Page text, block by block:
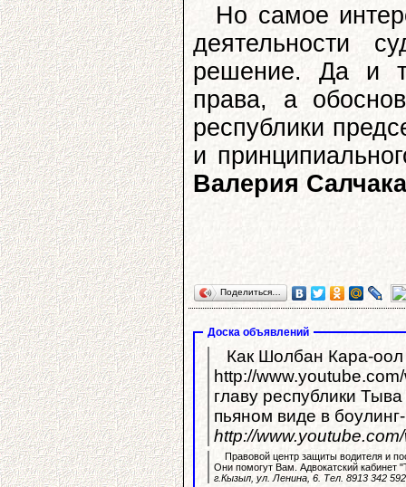
Но самое
деятельности
решение. Да и
права, а
республики
и
Валерия Салчака
Поделиться…
Доска объявлений
Как Шолбан Кара-
http://www.youtube.com/
главу республики
пьяном виде в
http://
Правовой центр защиты водителя и
Они помогут Вам. Адвокатский кабинет
г.Кызыл, ул. Ленина, 6. Тел. 8913 342